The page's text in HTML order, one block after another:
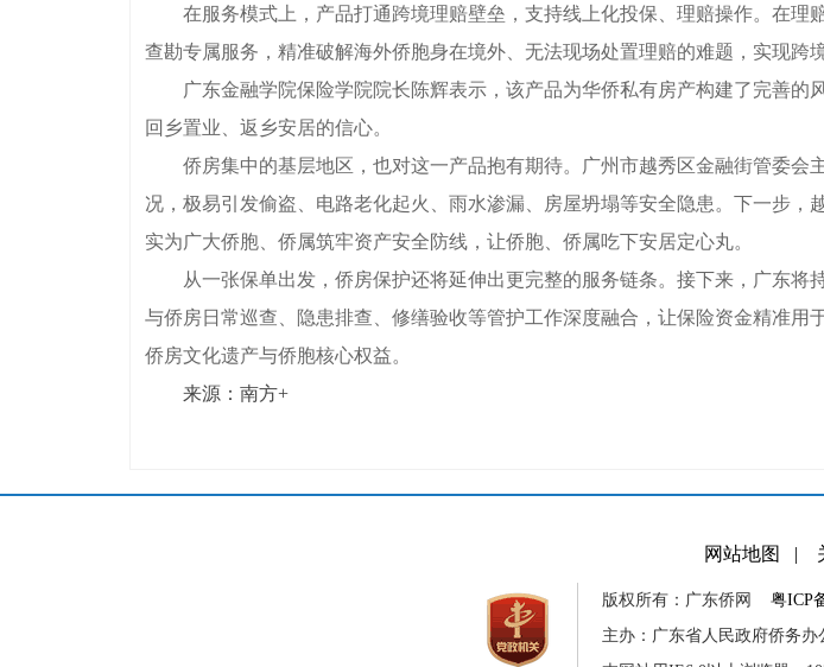
在服务模式上，产品打通跨境理赔壁垒，支持线上化投保、理赔操作。在理
查勘专属服务，精准破解海外侨胞身在境外、无法现场处置理赔的难题，实现跨
广东金融学院保险学院院长陈辉表示，该产品为华侨私有房产构建了完善的
回乡置业、返乡安居的信心。
侨房集中的基层地区，也对这一产品抱有期待。广州市越秀区金融街管委会
况，极易引发偷盗、电路老化起火、雨水渗漏、房屋坍塌等安全隐患。下一步，
实为广大侨胞、侨属筑牢资产安全防线，让侨胞、侨属吃下安居定心丸。
从一张保单出发，侨房保护还将延伸出更完整的服务链条。接下来，广东将
与侨房日常巡查、隐患排查、修缮验收等管护工作深度融合，让保险资金精准
侨房文化遗产与侨胞核心权益。
来源：南方+
网站地图 |
版权所有：广东侨网 粤ICP
主办：广东省人民政府侨务